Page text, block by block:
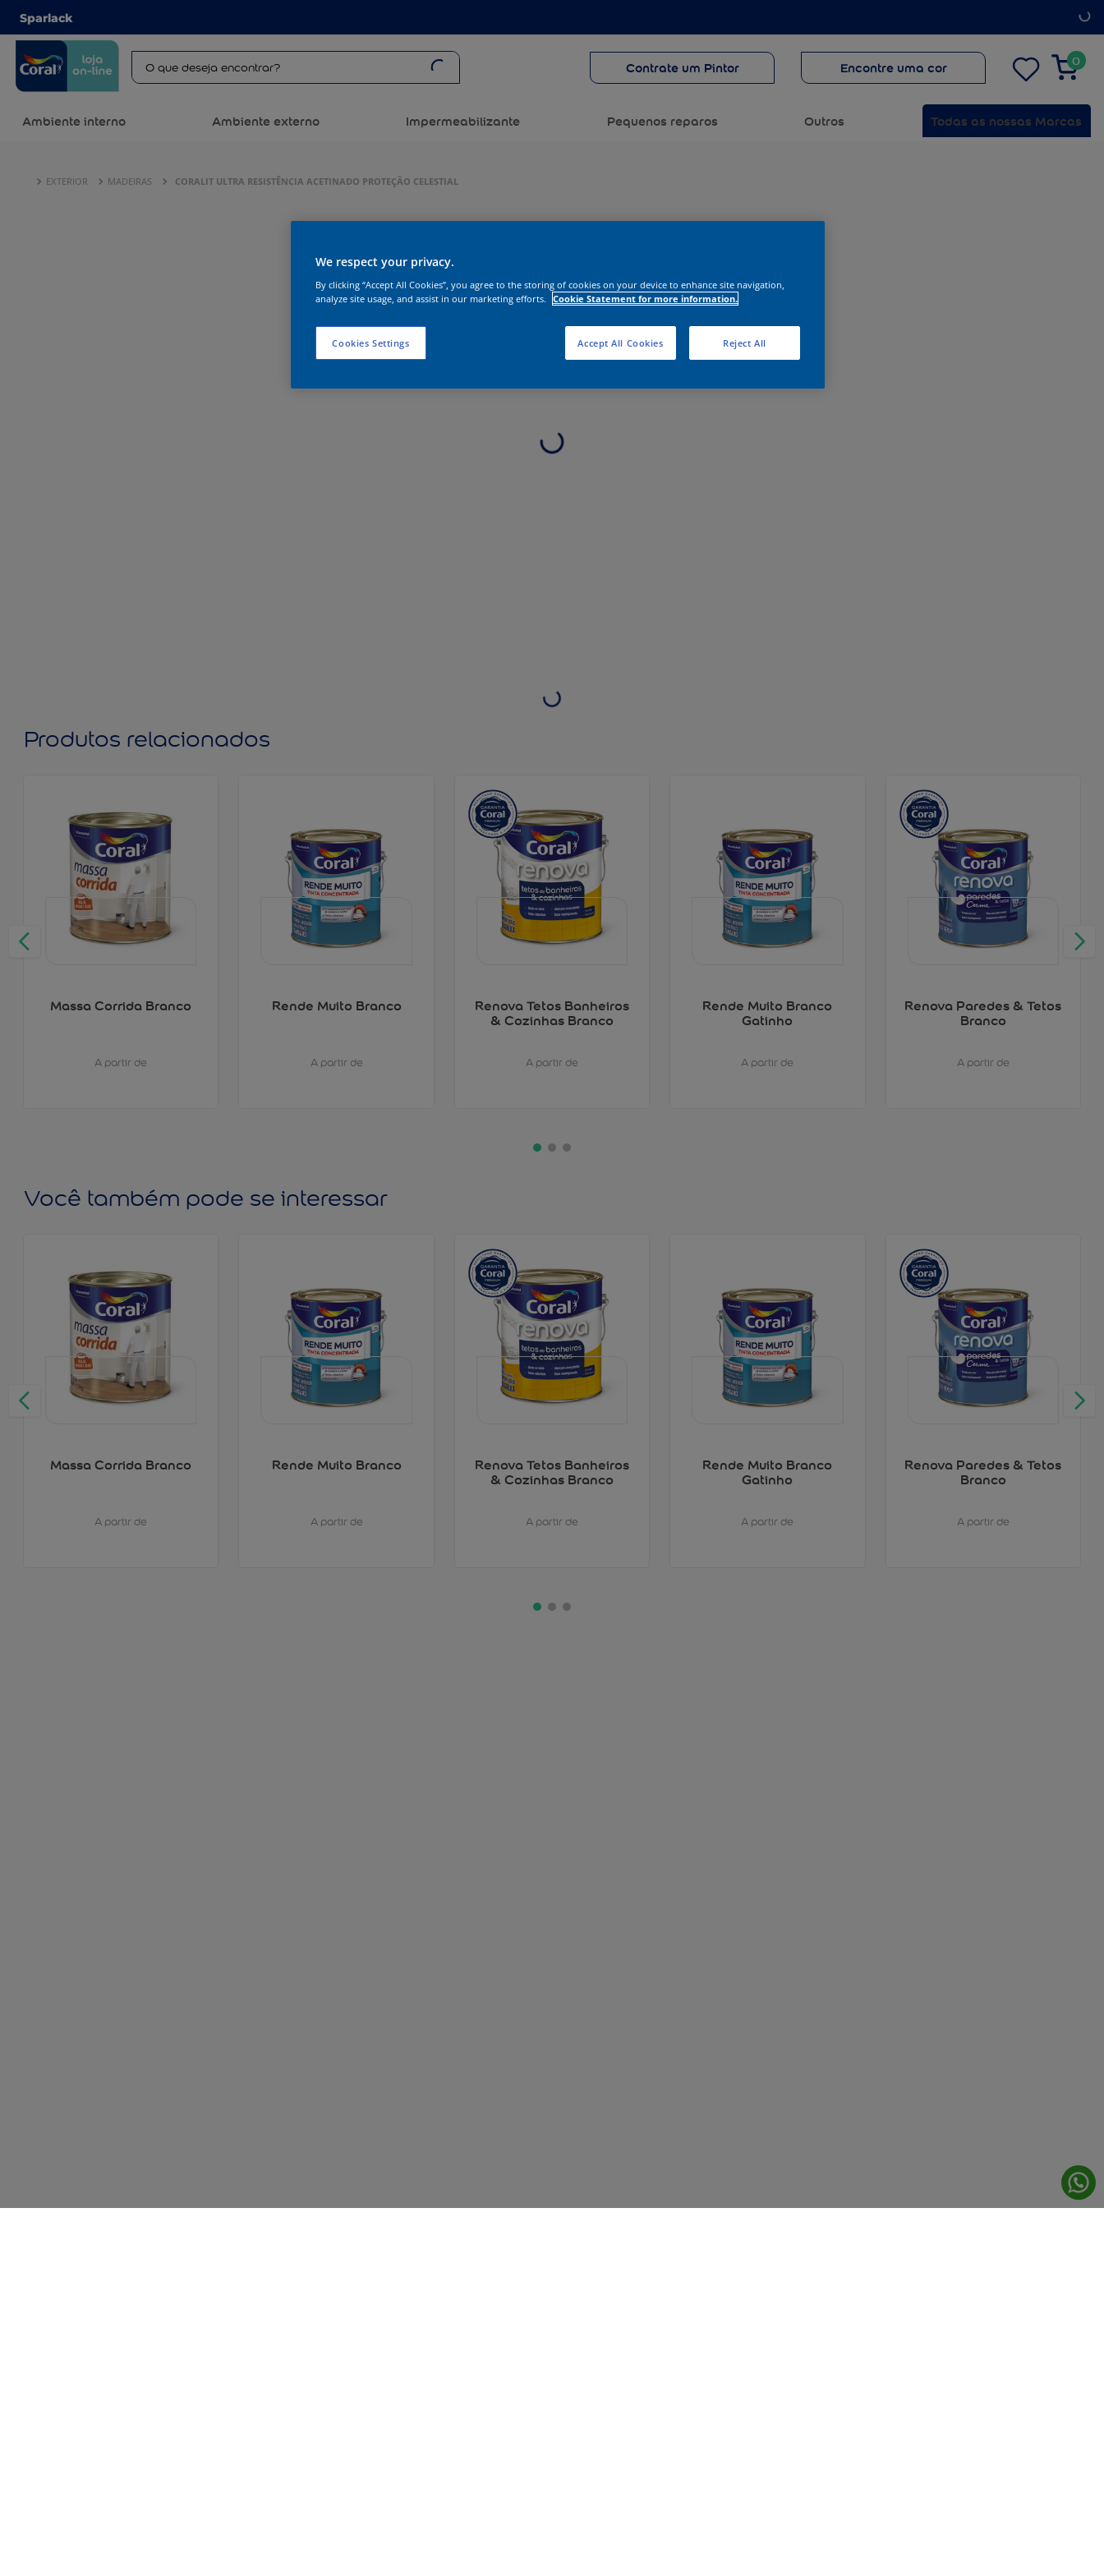
Sparlack
Contrate um Pintor Encontre uma cor 0
Ambiente interno Ambiente externo Impermeabilizante Pequenos reparos Outros Todas as nossas Marcas
EXTERIOR MADEIRAS CORALIT ULTRA RESISTÊNCIA ACETINADO PROTEÇÃO CELESTIAL
Produtos relacionados
Massa Corrida Branco
A partir de
Rende Muito Branco
A partir de
Renova Tetos Banheiros
& Cozinhas Branco
A partir de
Rende Muito Branco
Gatinho
A partir de
Renova Paredes & Tetos
Branco
A partir de
Você também pode se interessar
Massa Corrida Branco
A partir de
Rende Muito Branco
A partir de
Renova Tetos Banheiros
& Cozinhas Branco
A partir de
Rende Muito Branco
Gatinho
A partir de
Renova Paredes & Tetos
Branco
A partir de
We respect your privacy.
By clicking “Accept All Cookies”, you agree to the storing of cookies on your device to enhance site navigation,
analyze site usage, and assist in our marketing efforts. Cookie Statement for more information.
Cookies Settings Reject All
Accept All Cookies